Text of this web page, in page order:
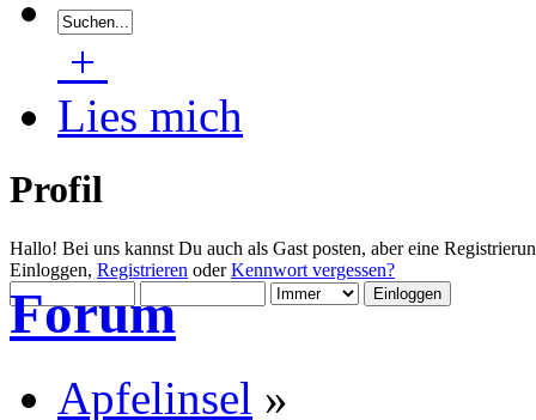
+
Lies mich
Profil
Hallo! Bei uns kannst Du auch als Gast posten, aber eine
Einloggen, Registrieren oderKennwort vergessen?
Forum
Apfelinsel »